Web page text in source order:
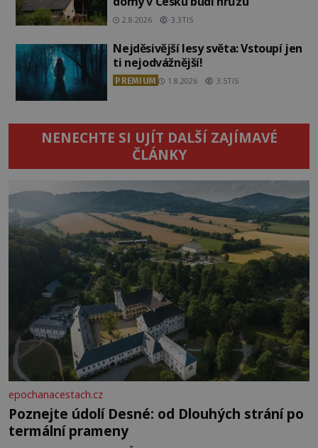
2.8.2026 3.3TIS
Nejděsivější lesy světa: Vstoupí jen
ti nejodvážnější!
PREMIUM 1.8.2026 3.5TIS
NENECHTE SI UJÍT DALŠÍ ZAJÍMAVÉ
ČLÁNKY
epochanacestach.cz
Poznejte údolí Desné: od Dlouhých strání po
termální prameny